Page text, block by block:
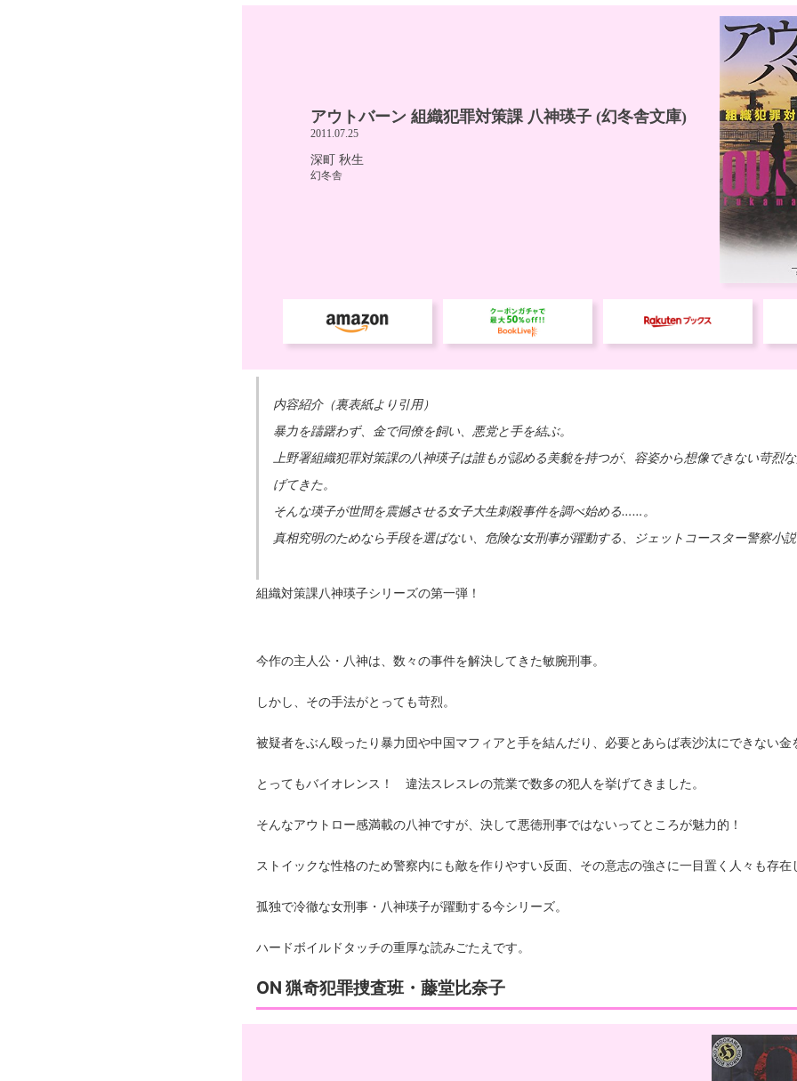
内容紹介（裏表紙より引用）
暴力を躊躇わず、金で同僚を飼い、悪党と手を結ぶ。
上野署組織犯罪対策課の八神瑛子は誰もが認める美貌を持つが、容姿から想像できない苛烈
げてきた。
そんな瑛子が世間を震撼させる女子大生刺殺事件を調べ始める……。
真相究明のためなら手段を選ばない、危険な女刑事が躍動する、ジェットコースター警察小
組織対策課八神瑛子シリーズの第一弾！
今作の主人公・八神は、数々の事件を解決してきた敏腕刑事。
しかし、その手法がとっても苛烈。
被疑者をぶん殴ったり暴力団や中国マフィアと手を結んだり、必要とあらば表沙汰にできない
とってもバイオレンス！ 違法スレスレの荒業で数多の犯人を挙げてきました。
そんなアウトロー感満載の八神ですが、決して悪徳刑事ではないってところが魅力的！
ストイックな性格のため警察内にも敵を作りやすい反面、その意志の強さに一目置く人々も存在
孤独で冷徹な女刑事・八神瑛子が躍動する今シリーズ。
ハードボイルドタッチの重厚な読みごたえです。
ON 猟奇犯罪捜査班・藤堂比奈子